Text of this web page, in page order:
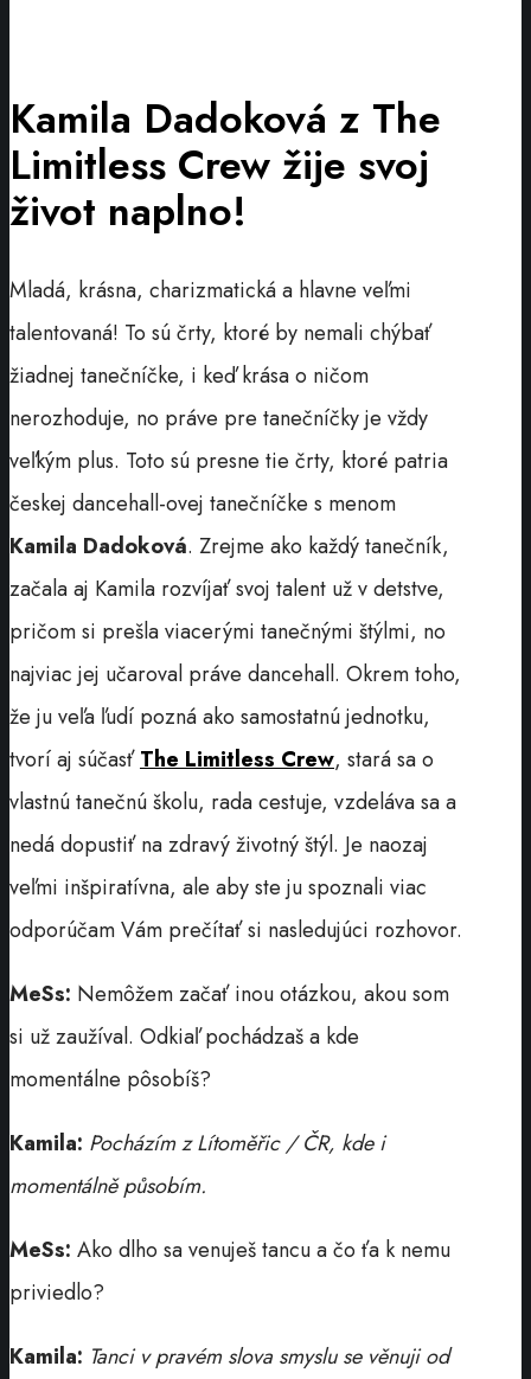
Kamila Dadoková z The
Limitless Crew žije svoj
život naplno!
Mladá, krásna, charizmatická a hlavne veľmi
talentovaná! To sú črty, ktoré by nemali chýbať
žiadnej tanečníčke, i keď krása o ničom
nerozhoduje, no práve pre tanečníčky je vždy
veľkým plus. Toto sú presne tie črty, ktoré patria
českej dancehall-ovej tanečníčke s menom
Kamila Dadoková. Zrejme ako každý tanečník,
začala aj Kamila rozvíjať svoj talent už v detstve,
pričom si prešla viacerými tanečnými štýlmi, no
najviac jej učaroval práve dancehall. Okrem toho,
že ju veľa ľudí pozná ako samostatnú jednotku,
tvorí aj súčasťThe Limitless Crew, stará sa o
vlastnú tanečnú školu, rada cestuje, vzdeláva sa a
nedá dopustiť na zdravý životný štýl. Je naozaj
veľmi inšpiratívna, ale aby ste ju spoznali viac
odporúčam Vám prečítať si nasledujúci rozhovor.
MeSs: Nemôžem začať inou otázkou, akou som
si už zaužíval. Odkiaľ pochádzaš a kde
momentálne pôsobíš?
Kamila: Pocházím z Lítoměřic / ČR, kde i
momentálně působím.
MeSs: Ako dlho sa venuješ tancu a čo ťa k nemu
priviedlo?
Kamila: Tanci v pravém slova smyslu se věnuji od